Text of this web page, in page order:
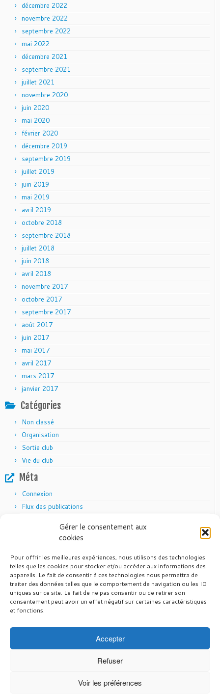
Gérer le consentement aux
cookies
Pour offrir les meilleures expériences, nous utilisons des technologies
telles que les cookies pour stocker et/ou accéder aux informations des
appareils. Le fait de consentir à ces technologies nous permettra de
traiter des données telles que le comportement de navigation ou les ID
uniques sur ce site. Le fait de ne pas consentir ou de retirer son
consentement peut avoir un effet négatif sur certaines caractéristiques
et fonctions.
Accepter
Refuser
Voir les préférences
décembre 2022
novembre 2022
septembre 2022
mai 2022
décembre 2021
septembre 2021
juillet 2021
novembre 2020
juin 2020
mai 2020
février 2020
décembre 2019
septembre 2019
juillet 2019
juin 2019
mai 2019
avril 2019
octobre 2018
septembre 2018
juillet 2018
juin 2018
avril 2018
novembre 2017
octobre 2017
septembre 2017
août 2017
juin 2017
mai 2017
avril 2017
mars 2017
janvier 2017
Catégories
Non classé
Organisation
Sortie club
Vie du club
Méta
Connexion
Flux des publications
Site de WordPress-FR
Articles récents
Vél’Auvergne 2026 24 juin 2026
29 octobre 2025